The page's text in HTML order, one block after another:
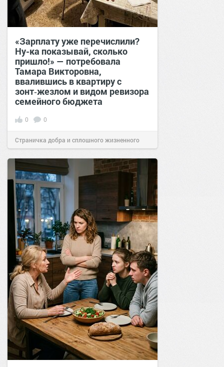
«Зарплату уже перечислили?
Ну-ка показывай, сколько
пришло!» — потребовала
Тамара Викторовна,
ввалившись в квартиру с
зонт‑жезлом и видом ревизора
семейного бюджета
0 0
Страничка добра и сплошного жизненного
позитива!17:38Вчера